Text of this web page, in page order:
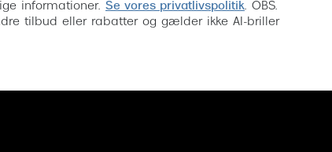
informationer. Se vores privatlivspolitik. OBS.
tilbud eller rabatter og gælder ikke AI-briller